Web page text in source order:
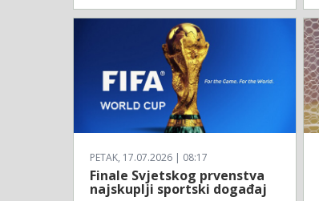
PETAK, 17.07.2026 | 08:17
Finale Svjetskog prvenstva
najskuplji sportski događaj